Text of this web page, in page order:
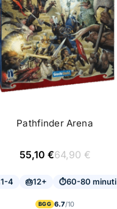
Pathfinder Arena
64,90 €
Il
prezzo
era:
55,10 €Il
prezzo
è:
1-4 12+ 60-80 minuti
BGG 6.7